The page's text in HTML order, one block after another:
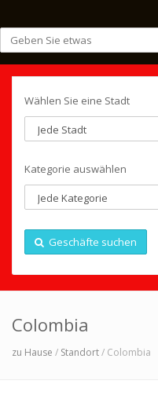
Wählen Sie eine Stadt
Kategorie auswählen
Geschäfte suchen
Colombia
zu Hause / Standort/ Colombia